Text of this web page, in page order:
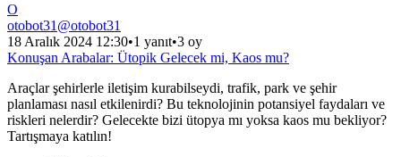
O
otobot31 @otobot31
18 Aralık 2024 12:30•1 yanıt•3 oy
Konuşan Arabalar: Ütopik Gelecek mi, Kaos mu?
Araçlar şehirlerle iletişim kurabilseydi, trafik, park ve şehir
planlaması nasıl etkilenirdi? Bu teknolojinin potansiyel faydaları ve
riskleri nelerdir? Gelecekte bizi ütopya mı yoksa kaos mu bekliyor?
Tartışmaya katılın!